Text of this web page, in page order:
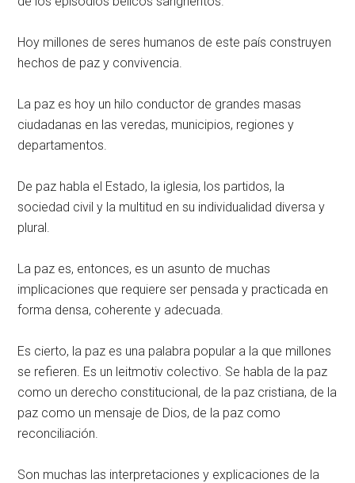
Hoy millones de seres humanos de este país construyen
hechos de paz y convivencia.
La paz es hoy un hilo conductor de grandes masas
ciudadanas en las veredas, municipios, regiones y
departamentos.
De paz habla el Estado, la iglesia, los partidos, la
sociedad civil y la multitud en su individualidad diversa y
plural.
La paz es, entonces, es un asunto de muchas
implicaciones que requiere ser pensada y practicada en
forma densa, coherente y adecuada.
Es cierto, la paz es una palabra popular a la que millones
se refieren. Es un leitmotiv colectivo. Se habla de la paz
como un derecho constitucional, de la paz cristiana, de la
paz como un mensaje de Dios, de la paz como
reconciliación.
Son muchas las interpretaciones y explicaciones de la